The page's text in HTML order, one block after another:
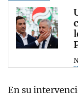
En su